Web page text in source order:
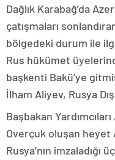
Dağlık Karabağ’da
çatışmaları
bölgedeki durum ile
Rus hükümet
başkenti Bakü’ye
İlham Aliyev, Rusya
Başbakan
Overçuk oluşan
Rusya’nın